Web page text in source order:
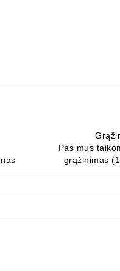
Pas mus
grąžinimas